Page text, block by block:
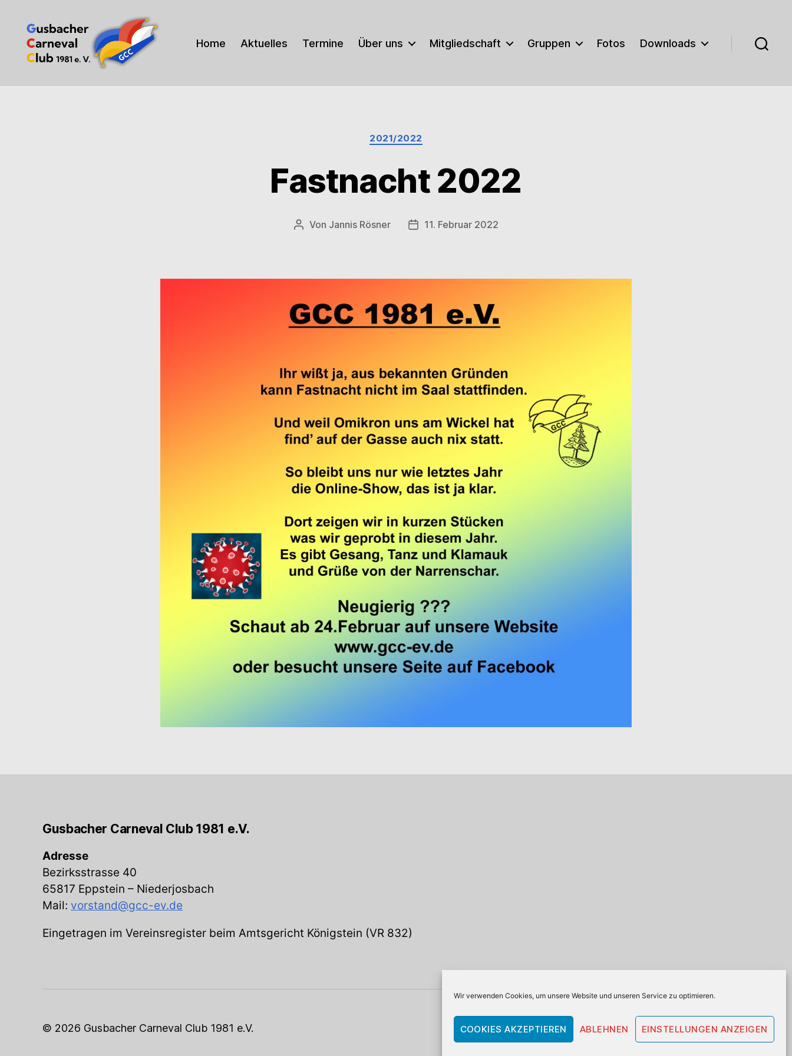
Wir verwenden Cookies, um unsere Website und unseren Service zu optimieren.
COOKIES AKZEPTIEREN ABLEHNEN EINSTELLUNGEN ANZEIGEN
Home Aktuelles Termine Über uns Mitgliedschaft Gruppen Fotos Downloads
Kategorien
2021/2022
Fastnacht 2022
Beitragsautor
Von Jannis Rösner Veröffentlichungsdatum
11. Februar 2022
Gusbacher Carneval Club 1981 e.V.
Adresse
Bezirksstrasse 40
65817 Eppstein – Niederjosbach
Mail: vorstand@gcc-ev.de
Eingetragen im Vereinsregister beim Amtsgericht Königstein (VR 832)
© 2026 Gusbacher Carneval Club 1981 e.V.
Email Instagram